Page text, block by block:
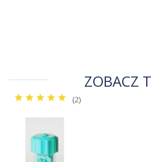
ZOBACZ
(2)